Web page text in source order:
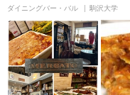
ダイニングバー・バル 駒沢大学